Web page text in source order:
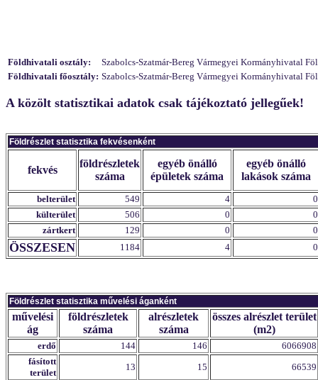
Földhivatali osztály:
Szabolcs-Szatmár-Bereg Vármegyei Kormányhivatal
Földhivatali főosztály: Szabolcs-Szatmár-Bereg Vármegyei Kormányhivatal
A közölt statisztikai adatok csak tájékoztató jellegűek!
Földrészlet statisztika fekvésenként
fekvés
földrészletek
száma
egyéb önálló
épületek száma
egyéb önálló
lakások száma
belterület 549 4
0
külterület
506 0
0
zártkert
129 0 0
ÖSSZESEN 1184 4 0
Földrészlet statisztika művelési áganként
művelési
ág
földrészletek
száma
alrészletek
száma
összes alrészlet terület
(m2)
erdő 144 146
6066908
fásított
terület
13 15
66539